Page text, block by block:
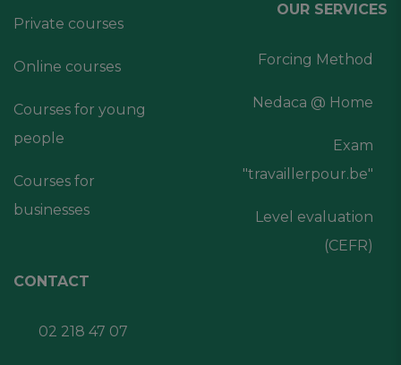
Private courses
Online courses
Courses for young
people
Courses for
businesses
OUR SERVICES
Forcing Method
Nedaca @ Home
Exam
"travaillerpour.be"
Level evaluation
(CEFR)
CONTACT
02 218 47 07